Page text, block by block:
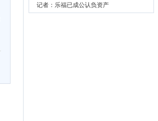
记者：乐福已成公认负资产